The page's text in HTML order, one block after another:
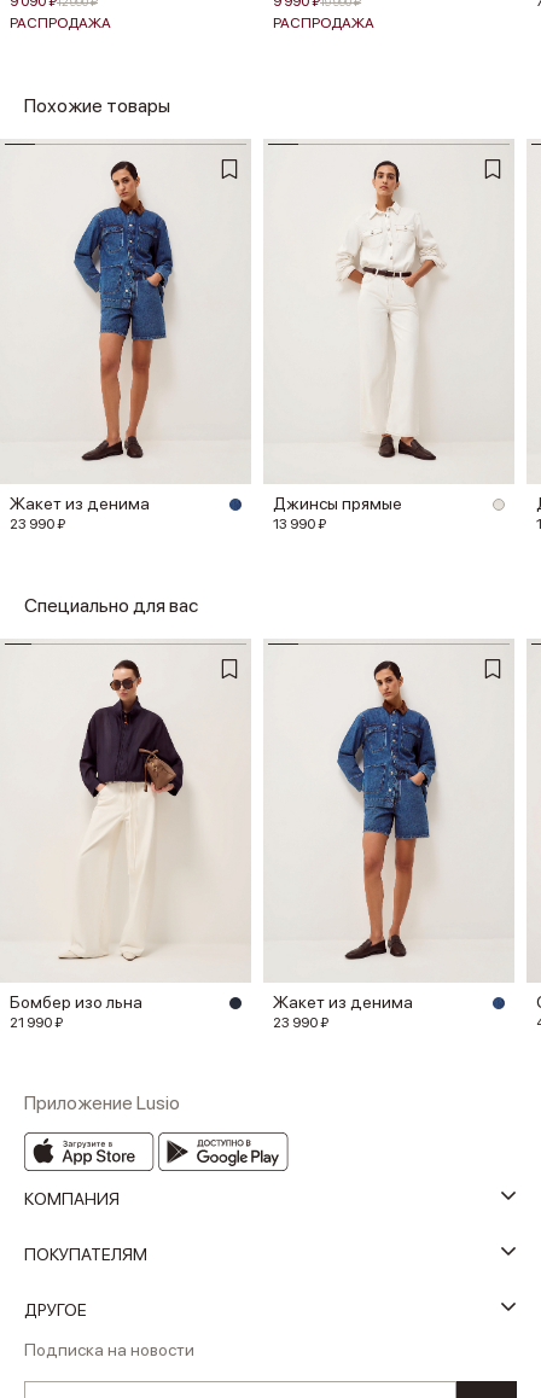
РАСПРОДАЖА РАСПРОДАЖА
Похожие товары
Жакет из денима
23 990 ₽
Джинсы прямые
13 990 ₽
Специально для вас
Бомбер изо льна
21 990 ₽
Жакет из денима
23 990 ₽
Приложение Lusio
КОМПАНИЯ
ПОКУПАТЕЛЯМ
ДРУГОЕ
Подписка на новости